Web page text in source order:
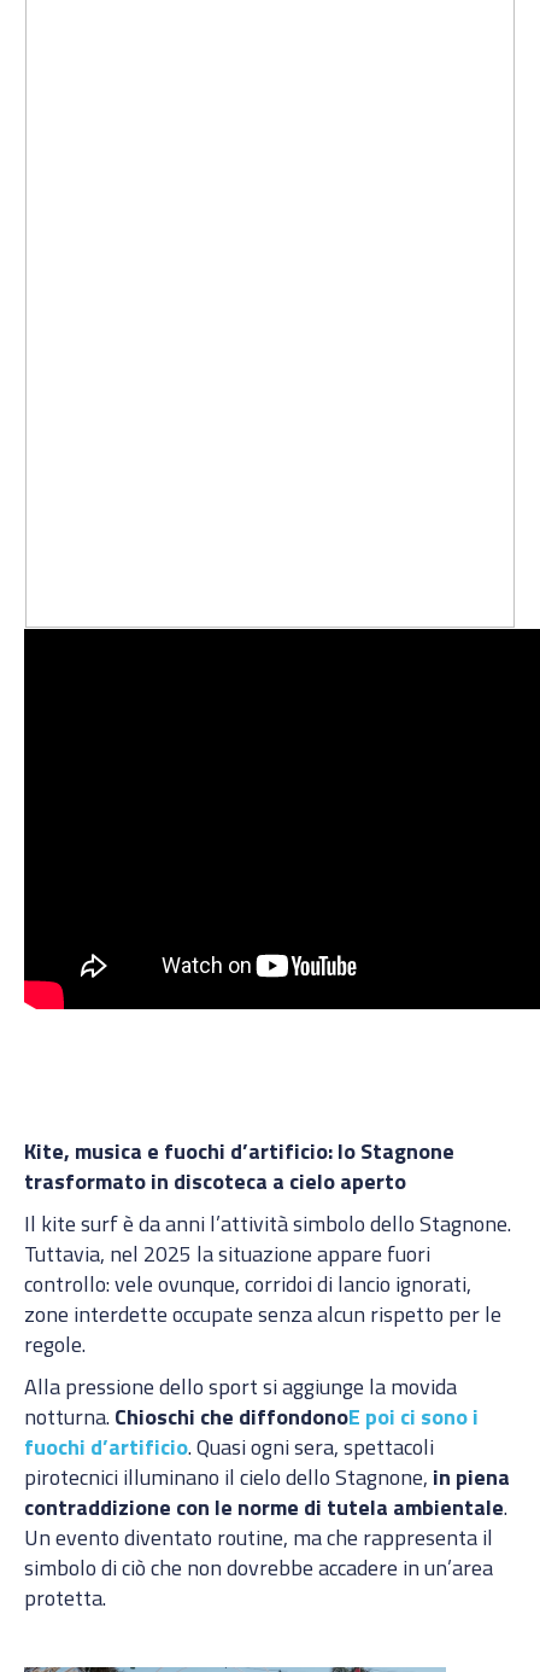
Kite, musica e fuochi d’artificio: lo Stagnone
trasformato in discoteca a cielo aperto
Il kite surf è da anni l’attività simbolo dello Stagnone.
Tuttavia, nel 2025 la situazione appare fuori
controllo: vele ovunque, corridoi di lancio ignorati,
zone interdette occupate senza alcun rispetto per le
regole.
Alla pressione dello sport si aggiunge la movida
notturna.Chioschi che diffondonoE poi ci sono i
fuochi d’artificio. Quasi ogni sera, spettacoli
pirotecnici illuminano il cielo dello Stagnone, in piena
contraddizione con le norme di tutela ambientale.
Un evento diventato routine, ma che rappresenta il
simbolo di ciò che non dovrebbe accadere in un’area
protetta.